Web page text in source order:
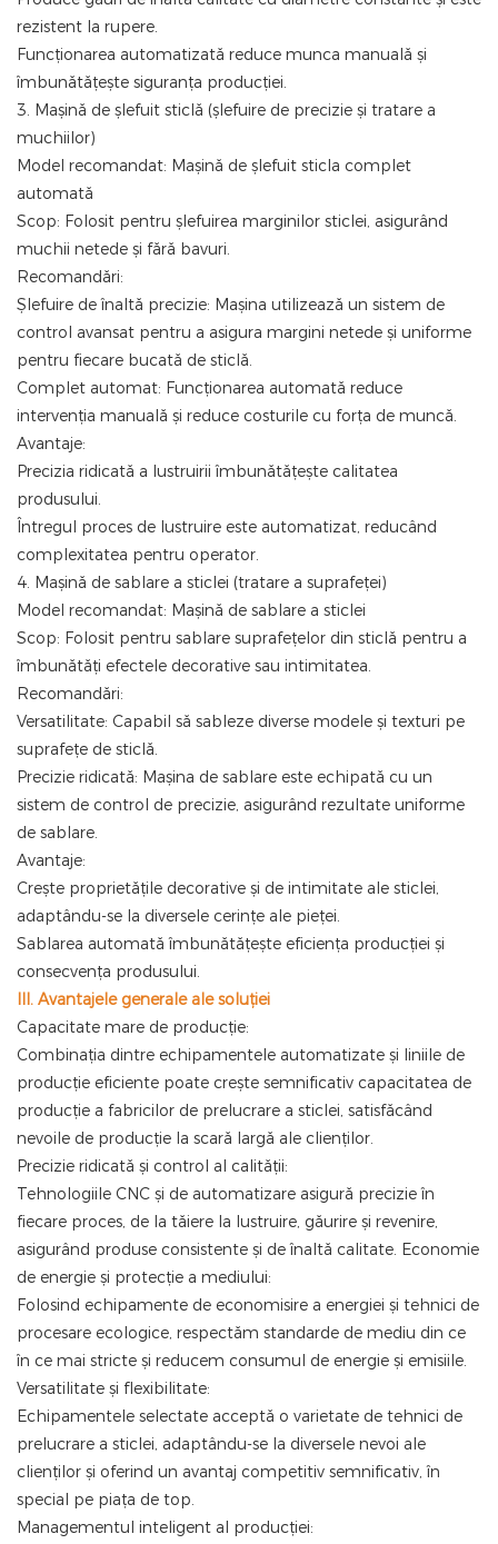
rezistent la rupere.
Funcționarea automatizată reduce munca manuală și
îmbunătățește siguranța producției.
3. Mașină de șlefuit sticlă (șlefuire de precizie și tratare a
muchiilor)
Model recomandat: Mașină de șlefuit sticla complet
automată
Scop: Folosit pentru șlefuirea marginilor sticlei, asigurând
muchii netede și fără bavuri.
Recomandări:
Șlefuire de înaltă precizie: Mașina utilizează un sistem de
control avansat pentru a asigura margini netede și uniforme
pentru fiecare bucată de sticlă.
Complet automat: Funcționarea automată reduce
intervenția manuală și reduce costurile cu forța de muncă.
Avantaje:
Precizia ridicată a lustruirii îmbunătățește calitatea
produsului.
Întregul proces de lustruire este automatizat, reducând
complexitatea pentru operator.
4. Mașină de sablare a sticlei (tratare a suprafeței)
Model recomandat: Mașină de sablare a sticlei
Scop: Folosit pentru sablare suprafețelor din sticlă pentru a
îmbunătăți efectele decorative sau intimitatea.
Recomandări:
Versatilitate: Capabil să sableze diverse modele și texturi pe
suprafețe de sticlă.
Precizie ridicată: Mașina de sablare este echipată cu un
sistem de control de precizie, asigurând rezultate uniforme
de sablare.
Avantaje:
Crește proprietățile decorative și de intimitate ale sticlei,
adaptându-se la diversele cerințe ale pieței.
Sablarea automată îmbunătățește eficiența producției și
consecvența produsului.
III. Avantajele generale ale soluției
Capacitate mare de producție:
Combinația dintre echipamentele automatizate și liniile de
producție eficiente poate crește semnificativ capacitatea de
producție a fabricilor de prelucrare a sticlei, satisfăcând
nevoile de producție la scară largă ale clienților.
Precizie ridicată și control al calității:
Tehnologiile CNC și de automatizare asigură precizie în
fiecare proces, de la tăiere la lustruire, găurire și revenire,
asigurând produse consistente și de înaltă calitate. Economie
de energie și protecție a mediului:
Folosind echipamente de economisire a energiei și tehnici de
procesare ecologice, respectăm standarde de mediu din ce
în ce mai stricte și reducem consumul de energie și emisiile.
Versatilitate și flexibilitate:
Echipamentele selectate acceptă o varietate de tehnici de
prelucrare a sticlei, adaptându-se la diversele nevoi ale
clienților și oferind un avantaj competitiv semnificativ, în
special pe piața de top.
Managementul inteligent al producției: